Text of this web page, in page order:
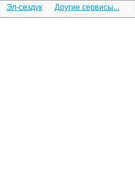
Эл-сөздүк Другие сервисы...